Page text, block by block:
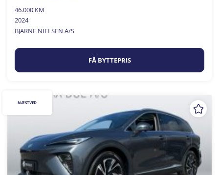
46.000 KM
2024
BJARNE NIELSEN A/S
FÅ BYTTEPRIS
NÆSTVED